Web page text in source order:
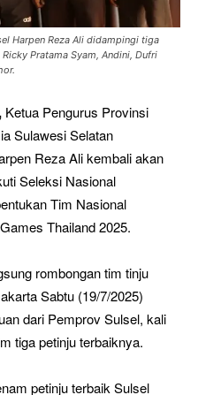
Harpen Reza Ali didampingi tiga
Pratama Syam, Andini, Dufri
Ketua Pengurus Provinsi
Sulawesi Selatan
Reza Ali kembali akan
Seleksi Nasional
Tim Nasional
Thailand 2025.
rombongan tim tinju
Sabtu (19/7/2025)
dari Pemprov Sulsel, kali
tiga petinju terbaiknya.
petinju terbaik Sulsel